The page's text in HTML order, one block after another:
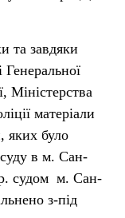
та завдяки
Генеральної
Міністерства
матеріали
яких було
суду в м. Сан-
судом м. Сан-
з-під